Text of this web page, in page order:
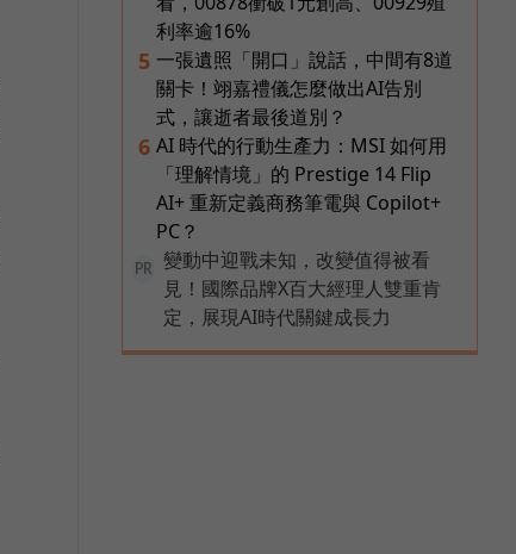
利率逾16%
5 一張遺照「開口」說話，中間有8道
關卡！翊嘉禮儀怎麼做出AI告別
式，讓逝者最後道別？
6 AI 時代的行動生產力：MSI 如何用
「理解情境」的 Prestige 14 Flip
AI+ 重新定義商務筆電與 Copilot+
PC？
PR
變動中迎戰未知，改變值得被看
見！國際品牌X百大經理人雙重肯
定，展現AI時代關鍵成長力